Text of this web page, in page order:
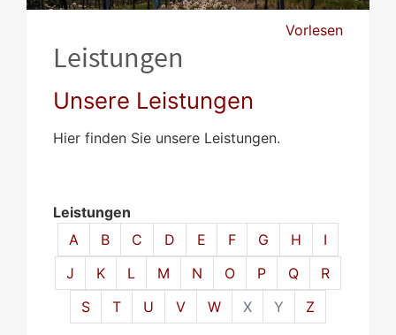
Vorlesen
Leistungen
Unsere Leistungen
Hier finden Sie unsere Leistungen.
Leistungen
Alphabetisches Register überspringen
A B C D E F G H
I
J
K L M N O P Q
R
S
T U V W X Y Z